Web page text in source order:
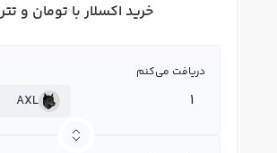
خرید اکسلار با تومان و تتر
دریافت می‌کنم
AXL